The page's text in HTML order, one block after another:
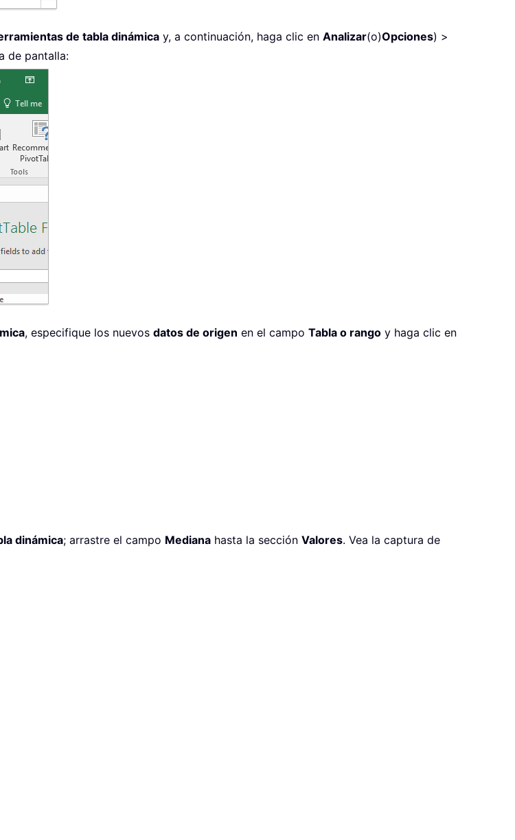
de tabla dinámica y, a continuación, haga clic en Analizar(o)Opciones) >
de pantalla:
, especifique los nuevos datos de origen en el campo Tabla o rango y haga clic en
dinámica; arrastre el campo Mediana hasta la sección Valores. Vea la captura de